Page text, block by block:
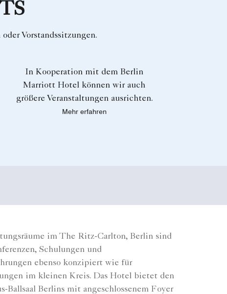
Vorstandssitzungen.
In Kooperation mit dem Berlin
Marriott Hotel können wir auch
größere Veranstaltungen ausrichten.
Mehr erfahren
im The Ritz-Carlton, Berlin sind
Schulungen und
ebenso konzipiert wie für
im kleinen Kreis. Das Hotel bietet den
Ballsaal Berlins mit angeschlossenem Foyer